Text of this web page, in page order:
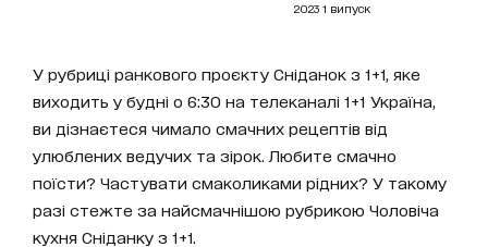
2023 1 випуск
У рубриці ранкового проєкту Сніданок з 1+1, яке
виходить у будні о 6:30 на телеканалі 1+1 Україна,
ви дізнаєтеся чимало смачних рецептів від
улюблених ведучих та зірок. Любите смачно
поїсти? Частувати смаколиками рідних? У такому
разі стежте за найсмачнішою рубрикою Чоловіча
кухня Сніданку з 1+1.